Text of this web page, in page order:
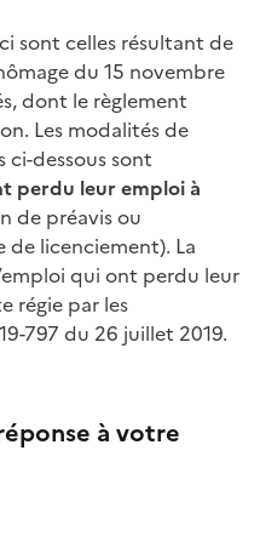
sont celles résultant de
du 15 novembre
dont le règlement
Les modalités de
ci-dessous sont
perdu leur emploi à
de préavis ou
licenciement). La
qui ont perdu leur
régie par les
797 du 26 juillet 2019.
à votre